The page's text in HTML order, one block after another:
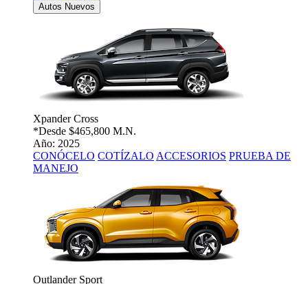
Autos Nuevos
Xpander Cross
*Desde $465,800 M.N.
Año: 2025
CONÓCELO COTÍZALO ACCESORIOS PRUEBA DE
MANEJO
Outlander Sport